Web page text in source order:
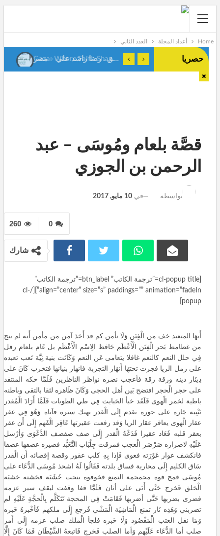
Home أعداد المجلة العدد الثاني
حصريا Gaza: Where Faith Shapes True Men.Anes Stiti-Algeria-
قصَّة بلعام ومُوسَى – عبد
الرحمن بن الجوزي
بواسطة في 10 مايو, 2017
0
260
شارك
[cl-popup title=”ترجمة الكاتب” btn_label=”ترجمة الكاتب”
align=”center” size=”s” paddings=”” animation=”fadeIn”][/cl-
popup]
أَيهَا المتعبد خف من الْفِتَن وَلَا تأمن كم قد أَخذ آمن من مأمن أَنه لم ينج
من غطامط بَحر الْفِتَن الْأَعْظَم حَافظ الِاسْم الْأَعْظَم بل عَام بلعام رفل
فِي حلل النعم كالنعم غافلا يتعامى عَن النعم وَكَانَت بنية نِيَّة تَعب تعبده
على رمل الريا فجرت تحتهَا أَنهَار التجربة فانهار بنيانها فتخرب كَانَ على
دِينَار دينه ورقة رقة فأعجب نضره نواظر الناظرين فَلَمَّا حكه المنتقد
على حجر الْحجر افتضح بَين أهل الحجى وَكَانَ ظَاهره لثقا بالتقى وباطنه
باطية لخمر الْهوى فَلَقَد خبأ الخبايث فِي طي الطويات فَلَمَّا أَرَادَ الْمُقدر
تَنْبِيه جَاره على جوره تقدم إِلَى الْقدر بهتك ستره فآتاه وَهُوَ فِي عقر
عقار الْهوى يعاقر عقار الريا وَقد رفعت عقيرتها عَاقِر الْفَهم إِلَى أَن عقر
بعقر قلبه فَعَاد عقيرا فَدَعْهُ الْقدر إِلَى صف صفصف الدَّعْوَى وَأرْسل
عَلَيْهِ لاصراره صَرْصَر الْعجب فمزقت جِلْبَاب التَّعَبُّد فصيره عصفها عصفا
فانكشف عوار عَوْرَته فعوى فَإِذا بِهِ كلب عقور وقصة إقصائه أَن الْقدر
سَاق الكليم إِلَى محاربة فساق بلدته فَقَالُوا لَهُ اشحذ مُوسَى الدُّعَاء على
مُوسَى فمج فوه مجمجمة التمنع فخوفوه بنحت خَشَبَة فخشته خشيَة
الْخلق فَخرج حَتَّى أَتَى على أتان فَلَمَّا قفا وقفت ليقف سير عزمه
فضرى بضربها حَتَّى أضربها فَقَامَتْ فِي المحجة تَتَكَلَّم بِالْحجَّةِ عَلَيْهِ لم
تضربني وَهَذِه نَار تمنع الْمَاشِيَة الْمَشْي فَرجع إِلَى ملكهم فَأخْبرهُ خَبره
وَمَا نقل العتب الْمَقْصُود وَلَا خَبره فلجأ الْملك صلب عزمه إِلَى أَمر
صلب أما الدُّعَاء عَلَيْهِم وَأما الصلب فَخرج فَاتبعهُ الشَّيْطَان فَمَا كَانَ إِلَّا